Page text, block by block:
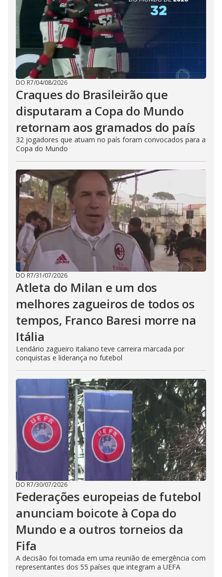
DO R7/04/08/2026
Craques do Brasileirão que
disputaram a Copa do Mundo
retornam aos gramados do país
32 jogadores que atuam no país foram convocados para a
Copa do Mundo
DO R7/31/07/2026
Atleta do Milan e um dos
melhores zagueiros de todos os
tempos, Franco Baresi morre na
Itália
Lendário zagueiro italiano teve carreira marcada por
conquistas e liderança no futebol
DO R7/30/07/2026
Federações europeias de futebol
anunciam boicote à Copa do
Mundo e a outros torneios da
Fifa
A decisão foi tomada em uma reunião de emergência com
representantes dos 55 países que integram a UEFA